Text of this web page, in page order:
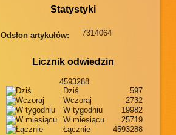
Statystyki
Odsłon artykułów: 7314064
Licznik odwiedzin
4593288
Dziś
597
Wczoraj
2732
W tygodniu
19982
W miesiącu
25719
Łącznie
4593288